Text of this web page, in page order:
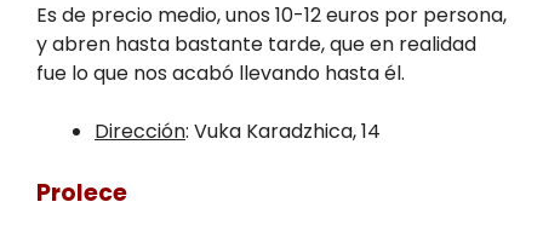
Es de precio medio, unos 10-12 euros por persona,
y abren hasta bastante tarde, que en realidad
fue lo que nos acabó llevando hasta él.
Dirección: Vuka Karadzhica, 14
Prolece